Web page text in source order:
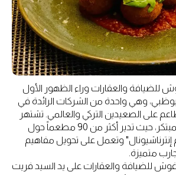
والعقارات وراء الظهور الأول
وهي واحدة من الشركات الرائدة في
على الصعيدين التركي والعالمي. تشتهر
المجموعة بمنهجها المبتكر، حيث تدير أكثر من 90 مطعماً حول
إنترناشيونال" وتعمل على تحويل مفاهيم
متميزة.
للضيافة والعقارات على يد السيد فريت